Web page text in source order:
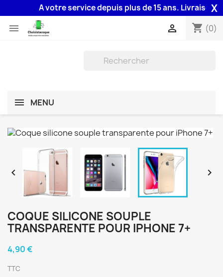
A votre service depuis plus de 15 ans. Livraison X
 shopping_cart (0)

MENU
 
COQUE SILICONE SOUPLE
TRANSPARENTE POUR IPHONE 7+
4,90 €
TTC